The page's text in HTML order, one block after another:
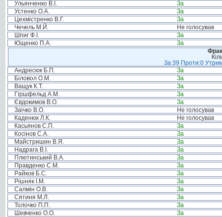
Ульянченко В.І.
За
Устенко О.А.
За
Цехмістренко В.Г.
За
Чечель М.Й.
Не голосував
Шпиг Ф.І.
За
Ющенко П.А.
За
За:39 Проти:0
Андресюк Б.П.
За
Біловол О.М.
За
Ващук К.Т.
За
Гіршфельд А.М.
За
Євдокимов В.О.
За
Заічко В.О.
Не голосував
Каденюк Л.К.
Не голосував
Касьянов С.П.
За
Косінов С.А.
За
Майстришин В.Я.
За
Надрага В.І.
За
Плютинський В.А.
За
Правденко С.М.
За
Райков Б.С.
За
Рішняк І.М.
За
Салмін О.В.
За
Сятиня М.Л.
За
Толочко П.П.
За
Шевченко О.О.
За